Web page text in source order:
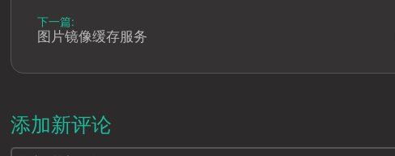
下一篇:
图片镜像缓存服务
添加新评论